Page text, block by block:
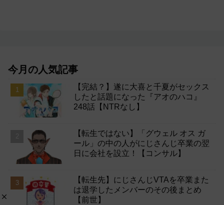
今月の人気記事
【完結？】遂に大喜と千夏がセックス
したと話題になった『アオのハコ』
248話【NTRなし】
【転生ではない】「グウェル オス ガ
ール」の中の人がにじさんじ卒業の翌
日に会社を設立！【コンサル】
【転生先】にじさんじVTAを卒業また
は退学したメンバーのその後まとめ
【前世】